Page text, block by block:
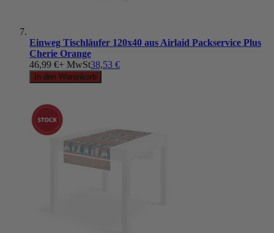
Einweg Tischläufer 120x40 aus Airlaid Packservice Plus
Cherie Orange
46,99 €+ MwSt38,53 €
In den Warenkorb